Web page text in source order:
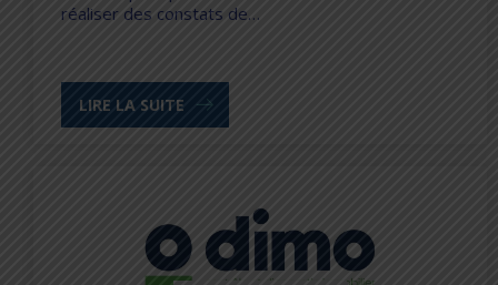
réaliser des constats de…
LIRE LA SUITE